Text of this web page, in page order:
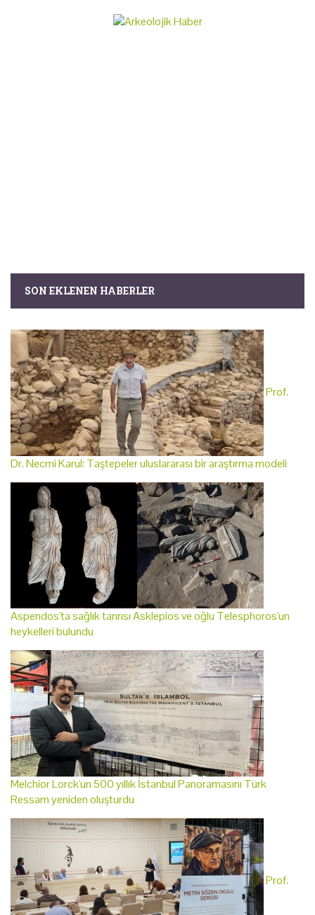
SON EKLENEN HABERLER
Prof.
Dr. Necmi Karul: Taştepeler uluslararası bir araştırma modeli
Aspendos'ta sağlık tanrısı Asklepios ve oğlu Telesphoros'un
heykelleri bulundu
Melchior Lorck'un 500 yıllık İstanbul Panoramasını Türk
Ressam yeniden oluşturdu
Prof.